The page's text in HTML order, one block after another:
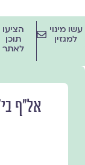
עשו מינוי
למגזין
הציעו
תוכן
לאתר
אל״ף